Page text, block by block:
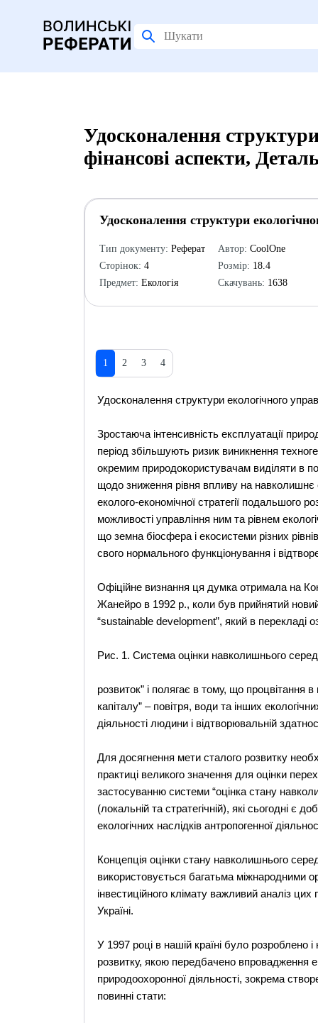
Удосконалення
фінансові аспекти,
Удосконалення структури
Тип документу: Реферат
Сторінок: 4
Предмет: Екологія
Автор: CoolOne
Розмір: 18.4
Скачувань: 1638
1 2 3 4
Удосконалення структури екологічного
Зростаюча інтенсивність експлуатації
період збільшують ризик виникнення
окремим природокористувачам виділяти в
щодо зниження рівня впливу на
еколого-економічної стратегії подальшого
можливості управління ним та рівнем
що земна біосфера і екосистеми різних
свого нормального функціонування і
Офіційне визнання ця думка отримала на
Жанейро в 1992 р., коли був прийнятий
“sustainable development”, який в перекладі
Рис. 1. Система оцінки навколишнього
розвиток” і полягає в тому, що процвітання
капіталу” – повітря, води та інших
діяльності людини і відтворювальній
Для досягнення мети сталого розвитку
практиці великого значення для оцінки
застосуванню системи “оцінка стану
(локальній та стратегічній), які сьогодні є
екологічних наслідків антропогенної
Концепція оцінки стану навколишнього
використовується багатьма міжнародними
інвестиційного клімату важливий аналіз
Україні.
У 1997 році в нашій країні було розроблено
розвитку, якою передбачено впровадження
природоохоронної діяльності, зокрема
повинні стати: